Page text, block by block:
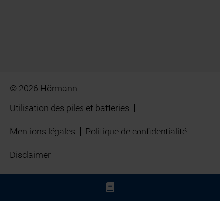
© 2026 Hörmann
Utilisation des piles et batteries
Mentions légales Politique de confidentialité
Disclaimer